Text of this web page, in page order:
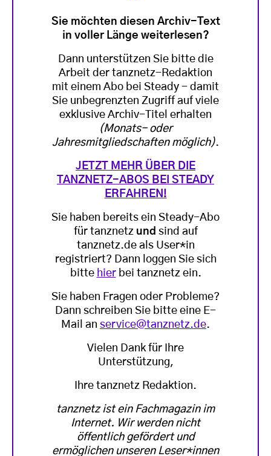
Sie möchten diesen Archiv-Text
in voller Länge weiterlesen?
Dann unterstützen Sie bitte die
Arbeit der tanznetz-Redaktion
mit einem Abo bei Steady - damit
Sie unbegrenzten Zugriff auf viele
exklusive Archiv-Titel erhalten
(Monats- oder
Jahresmitgliedschaften möglich).
JETZT MEHR ÜBER DIE
TANZNETZ-ABOS BEI STEADY
ERFAHREN!
Sie haben bereits ein Steady-Abo
für tanznetz und sind auf
tanznetz.de als User*in
registriert? Dann loggen Sie sich
bitte hierbei tanznetz ein.
Sie haben Fragen oder Probleme?
Dann schreiben Sie bitte eine E-
Mail an service@tanznetz.de.
Vielen Dank für Ihre
Unterstützung,
Ihre tanznetz Redaktion.
tanznetz ist ein Fachmagazin im
Internet. Wir werden nicht
öffentlich gefördert und
ermöglichen unseren Leser*innen